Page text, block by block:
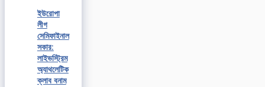
ইউরোপা
লীগ
সেমিফাইনাল
সকার:
লাইভস্ট্রিম
অ্যাথলেটিক
ক্লাব বনাম